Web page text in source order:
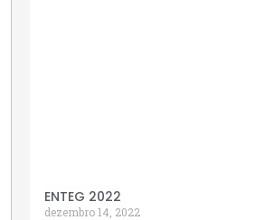
ENTEG 2022
dezembro 14, 2022